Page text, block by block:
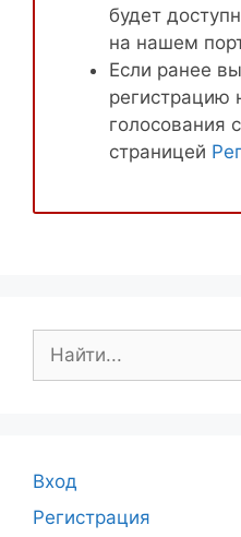
будет
на нашем
Если ранее
регистрацию
голосования
страницей
Вход
Регистрация